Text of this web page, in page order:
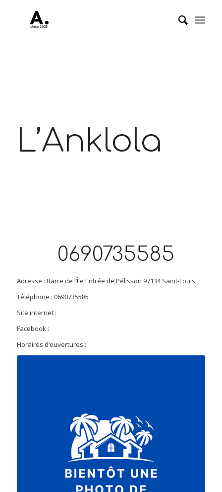
L’Anklola
0690735585
Adresse : Barre de l’Île Entrée de Pélisson 97134 Saint-Louis
Téléphone : 0690735585
Site internet :
Facebook :
Horaires d’ouvertures :